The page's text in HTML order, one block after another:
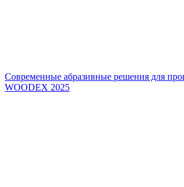
Современные абразивные решения для
WOODEX 2025